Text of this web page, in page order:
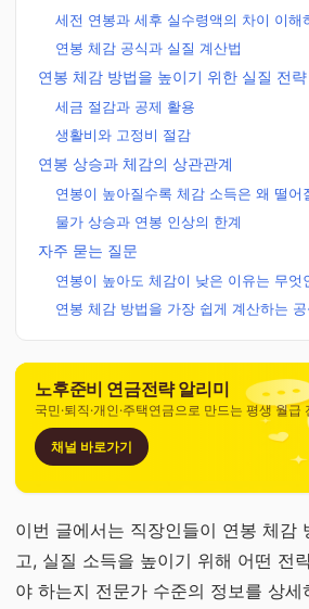
세전 연봉과 세후 실수령액의 차이 이해
연봉 체감 공식과 실질 계산법
연봉 체감 방법을 높이기 위한 실질 전략
세금 절감과 공제 활용
생활비와 고정비 절감
연봉 상승과 체감의 상관관계
연봉이 높아질수록 체감 소득은 왜 떨어
물가 상승과 연봉 인상의 한계
자주 묻는 질문
연봉이 높아도 체감이 낮은 이유는 무엇
연봉 체감 방법을 가장 쉽게 계산하는
노후준비 연금전략 알리미
국민·퇴직·개인·주택연금으로 만드는 평생 월급
채널 바로가기
이번 글에서는 직장인들이 연봉 체감
고, 실질 소득을 높이기 위해 어떤 전
야 하는지 전문가 수준의 정보를 상세